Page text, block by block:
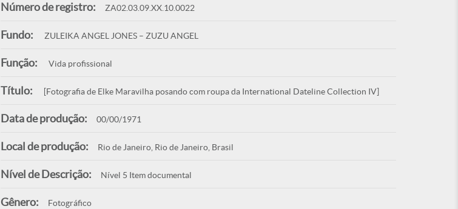
Número de registro: ZA02.03.09.XX.10.0022
Fundo: ZULEIKA ANGEL JONES – ZUZU ANGEL
Função: Vida profissional
Título: [Fotografia de Elke Maravilha posando com roupa da International Dateline Collection IV]
Data de produção: 00/00/1971
Local de produção: Rio de Janeiro, Rio de Janeiro, Brasil
Nível de Descrição: Nível 5 Item documental
Gênero: Fotográfico